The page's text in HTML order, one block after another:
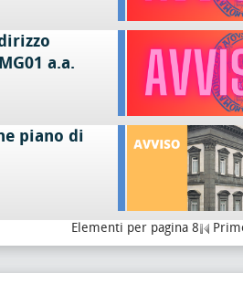
a.a.
piano di
Elementi per pagina 8